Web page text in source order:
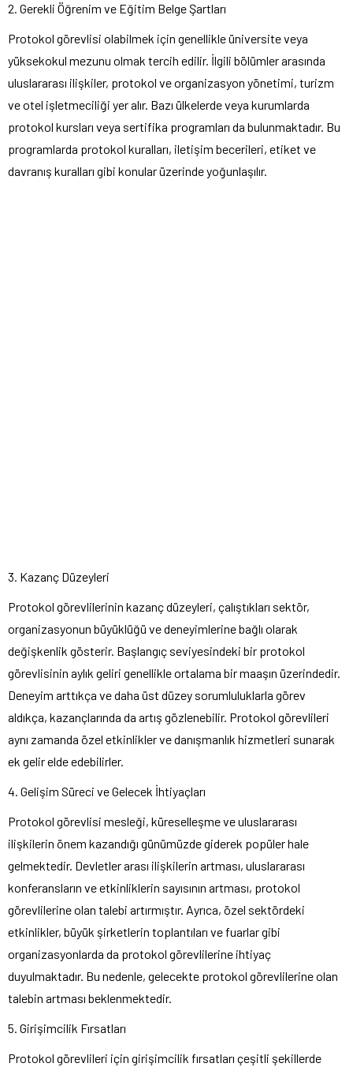
2. Gerekli Öğrenim ve Eğitim Belge Şartları
Protokol görevlisi olabilmek için genellikle üniversite veya
yüksekokul mezunu olmak tercih edilir. İlgili bölümler arasında
uluslararası ilişkiler, protokol ve organizasyon yönetimi, turizm
ve otel işletmeciliği yer alır. Bazı ülkelerde veya kurumlarda
protokol kursları veya sertifika programları da bulunmaktadır. Bu
programlarda protokol kuralları, iletişim becerileri, etiket ve
davranış kuralları gibi konular üzerinde yoğunlaşılır.
3. Kazanç Düzeyleri
Protokol görevlilerinin kazanç düzeyleri, çalıştıkları sektör,
organizasyonun büyüklüğü ve deneyimlerine bağlı olarak
değişkenlik gösterir. Başlangıç seviyesindeki bir protokol
görevlisinin aylık geliri genellikle ortalama bir maaşın üzerindedir.
Deneyim arttıkça ve daha üst düzey sorumluluklarla görev
aldıkça, kazançlarında da artış gözlenebilir. Protokol görevlileri
aynı zamanda özel etkinlikler ve danışmanlık hizmetleri sunarak
ek gelir elde edebilirler.
4. Gelişim Süreci ve Gelecek İhtiyaçları
Protokol görevlisi mesleği, küreselleşme ve uluslararası
ilişkilerin önem kazandığı günümüzde giderek popüler hale
gelmektedir. Devletler arası ilişkilerin artması, uluslararası
konferansların ve etkinliklerin sayısının artması, protokol
görevlilerine olan talebi artırmıştır. Ayrıca, özel sektördeki
etkinlikler, büyük şirketlerin toplantıları ve fuarlar gibi
organizasyonlarda da protokol görevlilerine ihtiyaç
duyulmaktadır. Bu nedenle, gelecekte protokol görevlilerine olan
talebin artması beklenmektedir.
5. Girişimcilik Fırsatları
Protokol görevlileri için girişimcilik fırsatları çeşitli şekillerde